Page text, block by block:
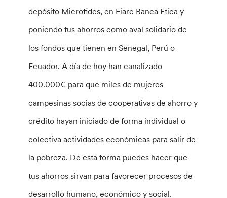
depósito Microfides, en Fiare Banca Etica y
poniendo tus ahorros como aval solidario de
los fondos que tienen en Senegal, Perú o
Ecuador. A día de hoy han canalizado
400.000€ para que miles de mujeres
campesinas socias de cooperativas de ahorro y
crédito hayan iniciado de forma individual o
colectiva actividades económicas para salir de
la pobreza. De esta forma puedes hacer que
tus ahorros sirvan para favorecer procesos de
desarrollo humano, económico y social.